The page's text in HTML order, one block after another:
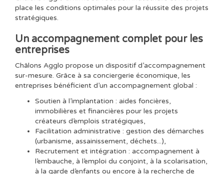
place les conditions optimales pour la réussite des projets
stratégiques.
Un accompagnement complet pour les
entreprises
Châlons Agglo propose un dispositif d’accompagnement
sur-mesure. Grâce à sa conciergerie économique, les
entreprises bénéficient d’un accompagnement global :
Soutien à l’implantation : aides foncières,
immobilières et financières pour les projets
créateurs d’emplois stratégiques,
Facilitation administrative : gestion des démarches
(urbanisme, assainissement, déchets...),
Recrutement et intégration : accompagnement à
l’embauche, à l’emploi du conjoint, à la scolarisation,
à la garde d’enfants ou encore à la recherche de